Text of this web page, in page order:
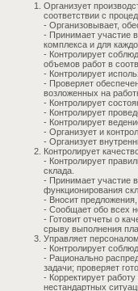
Организует
соответствии с
- Организовывает,
- Принимает участие
комплекса и для
- Контролирует
объемов работ в
- Контролирует
- Проверяет
возложенных на
- Контролирует
- Контролирует
- Контролирует
- Организует и
- Организует
Контролирует
- Контролирует
склада.
- Принимает участие
функционирования
- Вносит
- Сообщает обо всех
- Готовит отчеты о
срыву выполнения
Управляет
- Контролирует
- Рационально
задачи; проверяет
- Корректирует
нестандартных